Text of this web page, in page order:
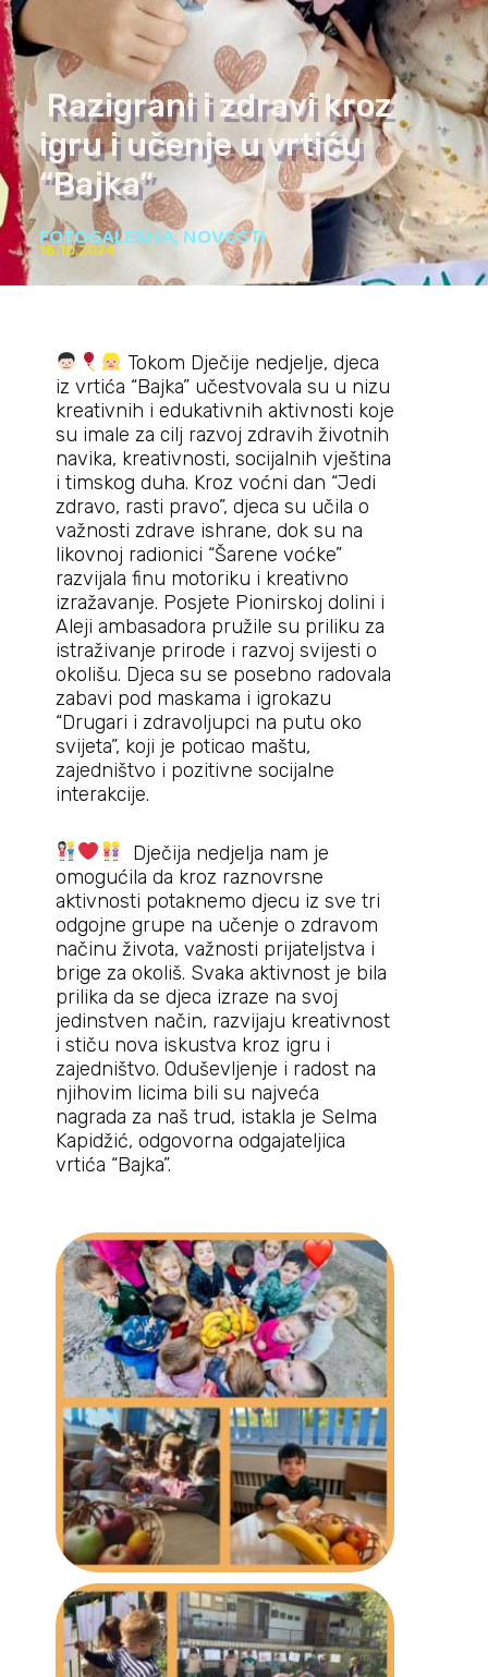
Razigrani i zdravi kroz
igru i učenje u vrtiću
“Bajka”
FOTOGALERIJA,NOVOSTI
16.10.2024
Tokom Dječije nedjelje, djeca
iz vrtića “Bajka” učestvovala su u nizu
kreativnih i edukativnih aktivnosti koje
su imale za cilj razvoj zdravih životnih
navika, kreativnosti, socijalnih vještina
i timskog duha. Kroz voćni dan “Jedi
zdravo, rasti pravo”, djeca su učila o
važnosti zdrave ishrane, dok su na
likovnoj radionici “Šarene voćke”
razvijala finu motoriku i kreativno
izražavanje. Posjete Pionirskoj dolini i
Aleji ambasadora pružile su priliku za
istraživanje prirode i razvoj svijesti o
okolišu. Djeca su se posebno radovala
zabavi pod maskama i igrokazu
“Drugari i zdravoljupci na putu oko
svijeta”, koji je poticao maštu,
zajedništvo i pozitivne socijalne
interakcije.
Dječija nedjelja nam je
omogućila da kroz raznovrsne
aktivnosti potaknemo djecu iz sve tri
odgojne grupe na učenje o zdravom
načinu života, važnosti prijateljstva i
brige za okoliš. Svaka aktivnost je bila
prilika da se djeca izraze na svoj
jedinstven način, razvijaju kreativnost
i stiču nova iskustva kroz igru i
zajedništvo. Oduševljenje i radost na
njihovim licima bili su najveća
nagrada za naš trud, istakla je Selma
Kapidžić, odgovorna odgajateljica
vrtića “Bajka”.